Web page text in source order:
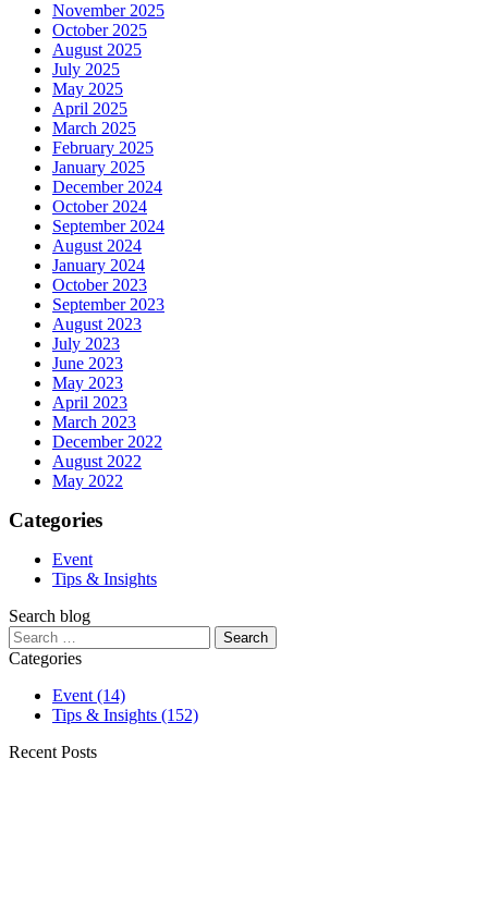
November 2025
October 2025
August 2025
July 2025
May 2025
April 2025
March 2025
February 2025
January 2025
December 2024
October 2024
September 2024
August 2024
January 2024
October 2023
September 2023
August 2023
July 2023
June 2023
May 2023
April 2023
March 2023
December 2022
August 2022
May 2022
Categories
Event
Tips & Insights
Search blog
Search
for:
Categories
Event (14)
Tips & Insights (152)
Recent Posts